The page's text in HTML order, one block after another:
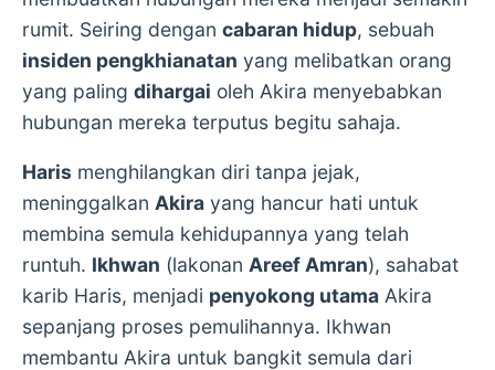
rumit. Seiring dengan cabaran hidup, sebuah
insiden pengkhianatan yang melibatkan orang
yang paling dihargai oleh Akira menyebabkan
hubungan mereka terputus begitu sahaja.
Haris menghilangkan diri tanpa jejak,
meninggalkan Akira yang hancur hati untuk
membina semula kehidupannya yang telah
runtuh. Ikhwan (lakonan Areef Amran), sahabat
karib Haris, menjadi penyokong utama Akira
sepanjang proses pemulihannya. Ikhwan
membantu Akira untuk bangkit semula dari